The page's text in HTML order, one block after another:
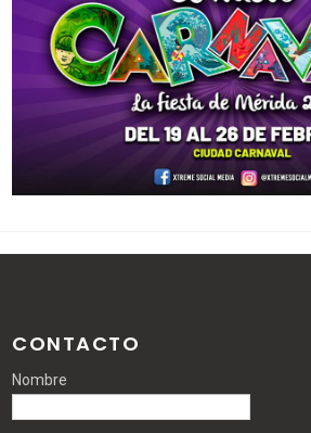
CONTACTO
Nombre